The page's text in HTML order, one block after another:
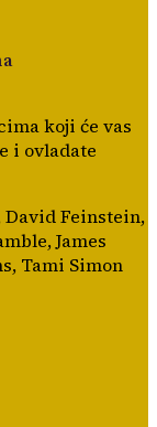
koji će vas
i ovladate
David Feinstein,
James
Tami Simon